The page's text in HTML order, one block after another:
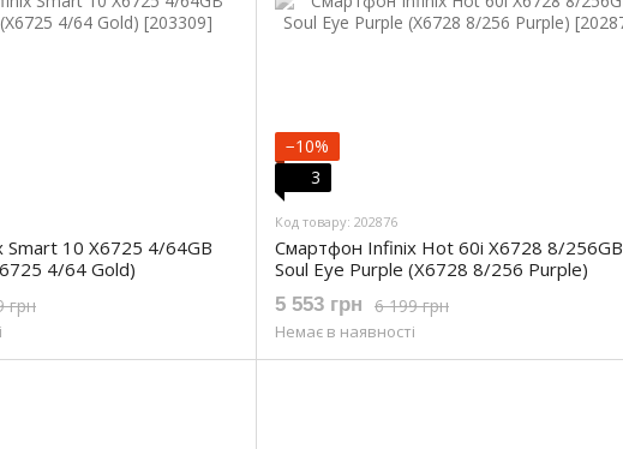
10 X6725 4/64GB
4/64 Gold)
грн
−10%
3
Код товару: 202876
Смартфон Infinix Hot 60i X6728 8/256GB
Soul Eye Purple (X6728 8/256 Purple)
6 199 грн
5 553 грн
Немає в наявності